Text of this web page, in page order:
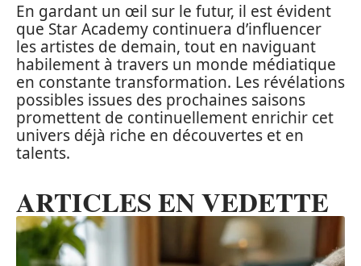
En gardant un œil sur le futur, il est évident
que Star Academy continuera d’influencer
les artistes de demain, tout en naviguant
habilement à travers un monde médiatique
en constante transformation. Les révélations
possibles issues des prochaines saisons
promettent de continuellement enrichir cet
univers déjà riche en découvertes et en
talents.
ARTICLES EN VEDETTE